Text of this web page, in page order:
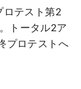
ロテスト第2
トータル2ア
プロテストへ